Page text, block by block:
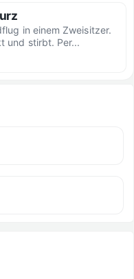
in einem Zweisitzer.
und stirbt. Per...